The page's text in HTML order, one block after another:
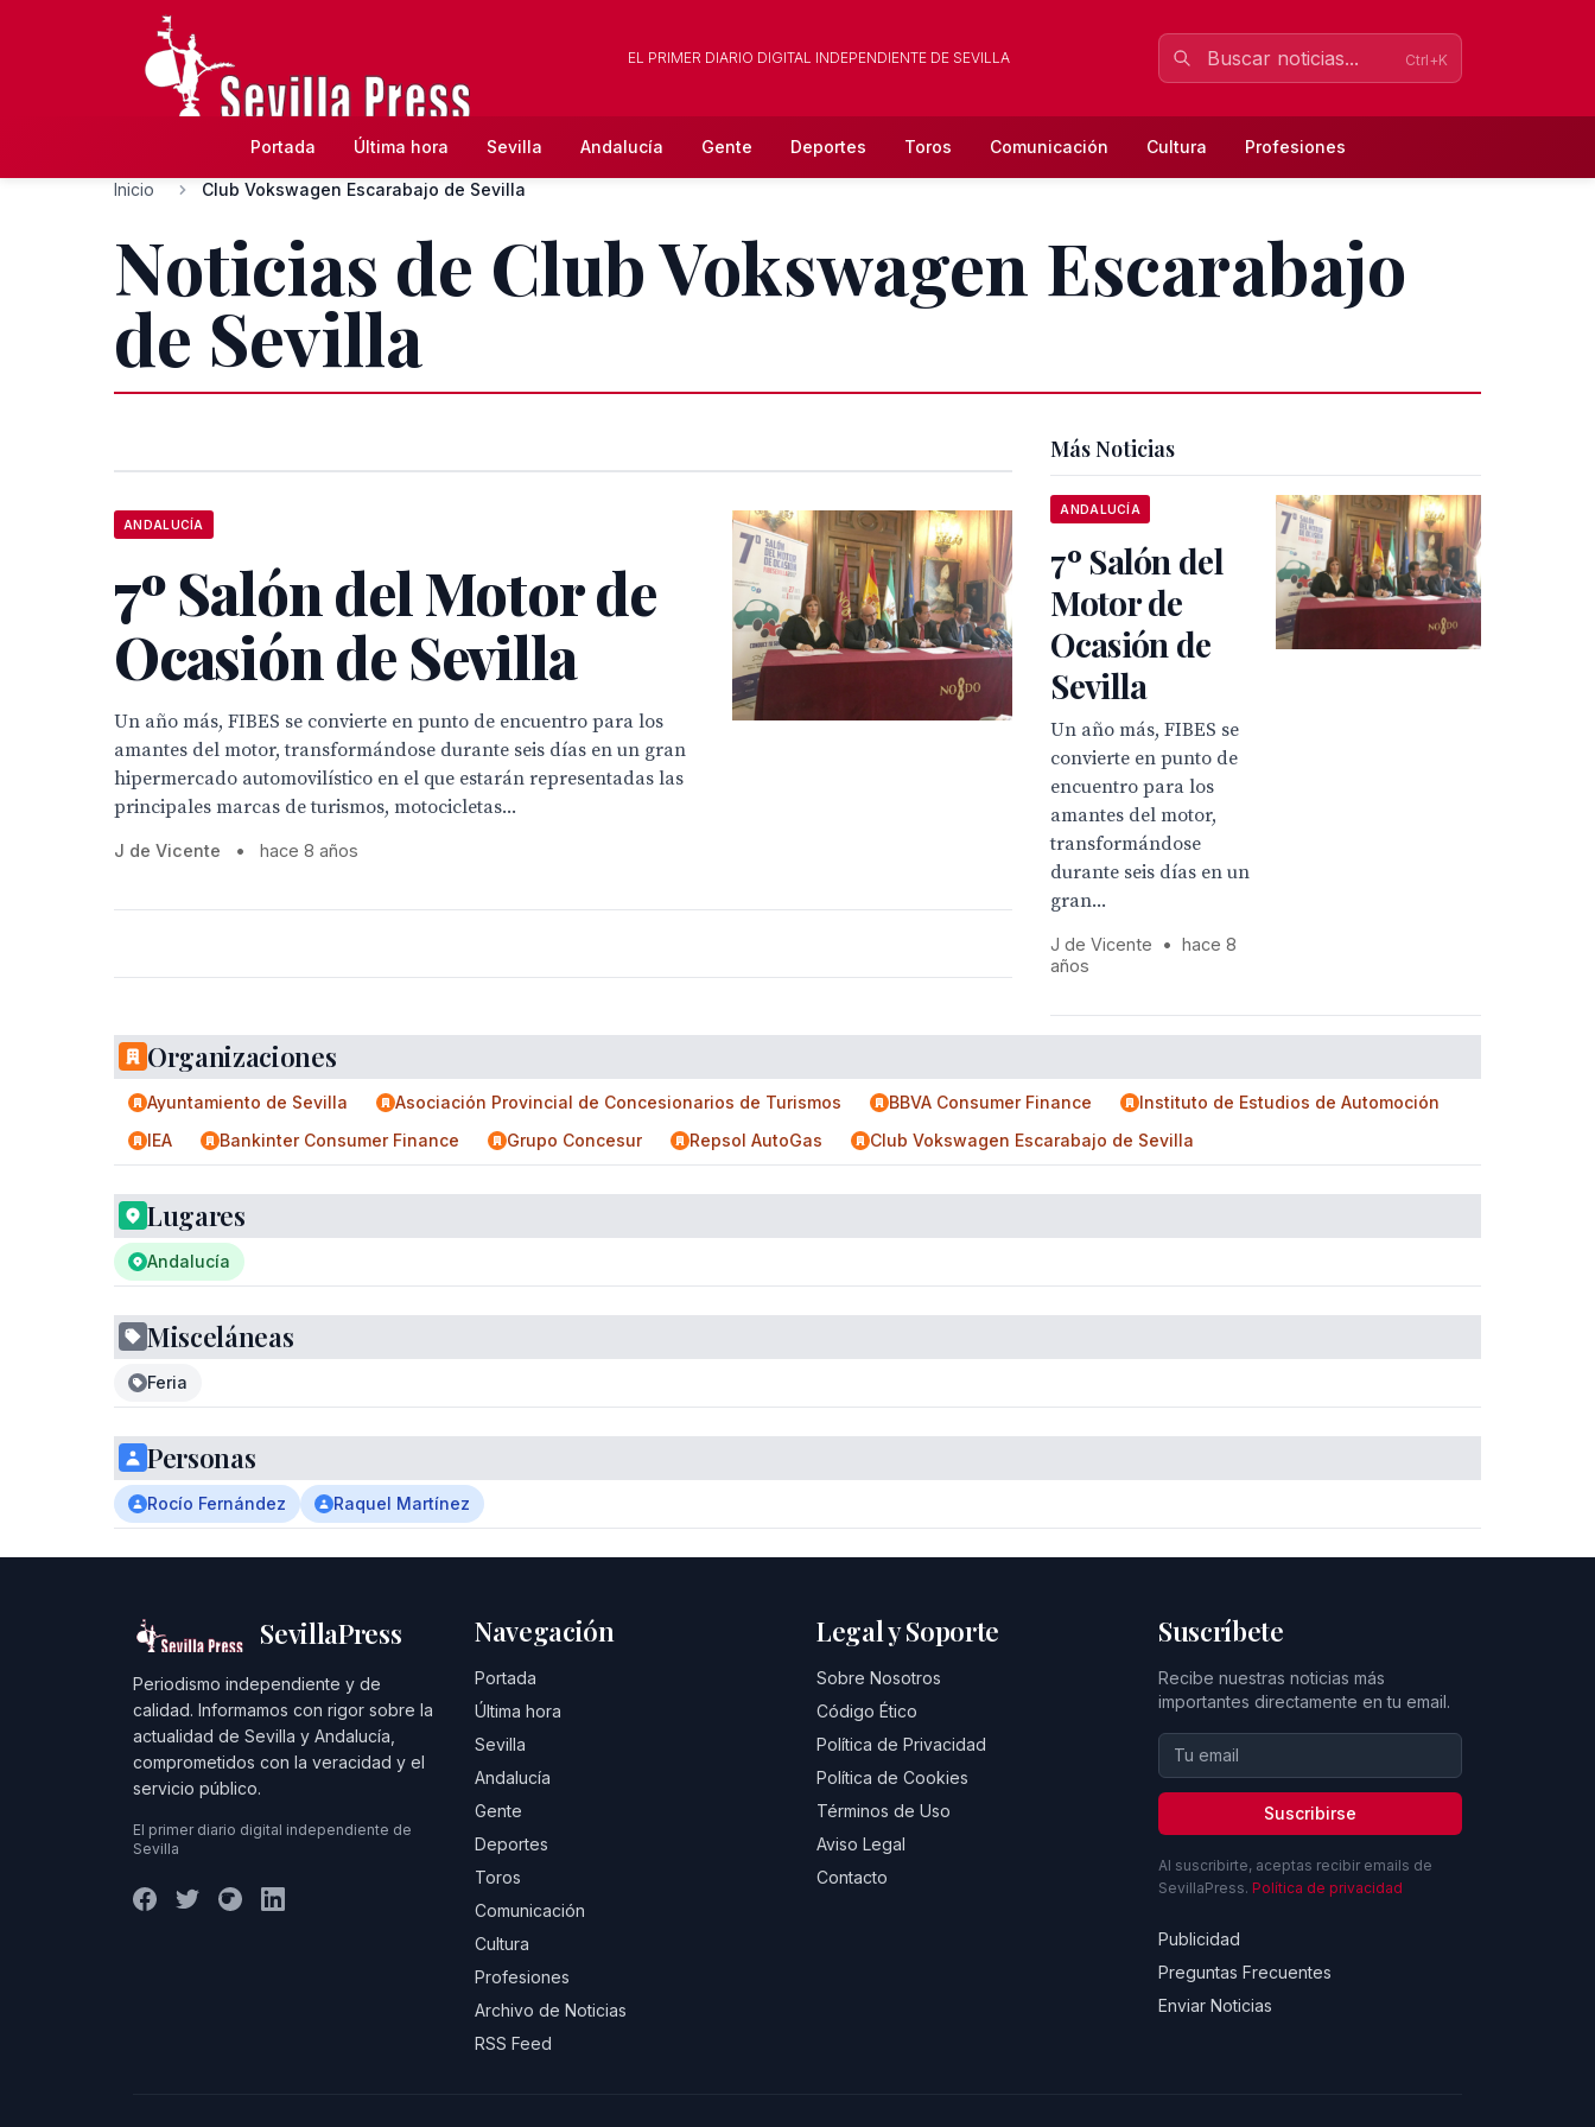
EL PRIMER DIARIO DIGITAL INDEPENDIENTE DE SEVILLA Ctrl+K
Portada Última hora Sevilla Andalucía Gente Deportes Toros Comunicación Cultura Profesiones
Inicio Club Vokswagen Escarabajo de Sevilla
Noticias de Club Vokswagen Escarabajo
de Sevilla
ANDALUCÍA
7º Salón del Motor de
Ocasión de Sevilla
Un año más, FIBES se convierte en punto de encuentro para los
amantes del motor, transformándose durante seis días en un gran
hipermercado automovilístico en el que estarán representadas las
principales marcas de turismos, motocicletas...
J de Vicente • hace 8 años
Más Noticias
ANDALUCÍA
7º Salón del
Motor de
Ocasión de
Sevilla
Un año más, FIBES se
convierte en punto de
encuentro para los
amantes del motor,
transformándose
durante seis días en un
gran...
J de Vicente •
hace 8
años
Organizaciones
Ayuntamiento de Sevilla Asociación Provincial de Concesionarios de Turismos BBVA Consumer Finance
Instituto de Estudios de Automoción
IEA
Bankinter Consumer Finance Grupo Concesur Repsol AutoGas Club Vokswagen Escarabajo de Sevilla
Lugares
Andalucía
Misceláneas
Feria
Personas
Rocío Fernández Raquel Martínez
SevillaPress
Periodismo independiente y de
calidad. Informamos con rigor sobre la
actualidad de Sevilla y Andalucía,
comprometidos con la veracidad y el
servicio público.
El primer diario digital independiente de
Sevilla
Navegación
Portada
Última hora
Sevilla
Andalucía
Gente
Deportes
Toros
Comunicación
Cultura
Profesiones
Archivo de Noticias
RSS Feed
Legal y Soporte
Sobre Nosotros
Código Ético
Política de Privacidad
Política de Cookies
Términos de Uso
Aviso Legal
Contacto
Suscríbete
Recibe nuestras noticias más
importantes directamente en tu email.
Suscribirse
Al suscribirte, aceptas recibir emails de
SevillaPress. Política de privacidad
Publicidad
Preguntas Frecuentes
Enviar Noticias